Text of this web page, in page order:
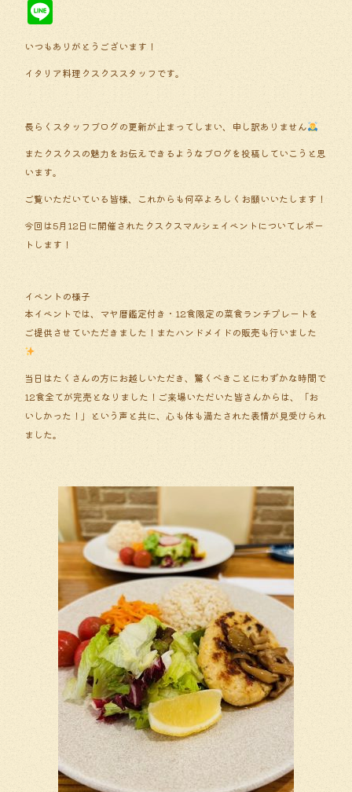
いつもありがとうございます！
イタリア料理クスクススタッフです。
長らくスタッフブログの更新が止まってしまい、申し訳ありません
またクスクスの魅力をお伝えできるようなブログを投稿していこうと思
います。
ご覧いただいている皆様、これからも何卒よろしくお願いいたします！
今回は5月12日に開催されたクスクスマルシェイベントについてレポー
トします！
イベントの様子
本イベントでは、マヤ暦鑑定付き・12食限定の菜食ランチプレートを
ご提供させていただきました！またハンドメイドの販売も行いました
当日はたくさんの方にお越しいただき、驚くべきことにわずかな時間で
12食全てが完売となりました！ご来場いただいた皆さんからは、「お
いしかった！」という声と共に、心も体も満たされた表情が見受けられ
ました。